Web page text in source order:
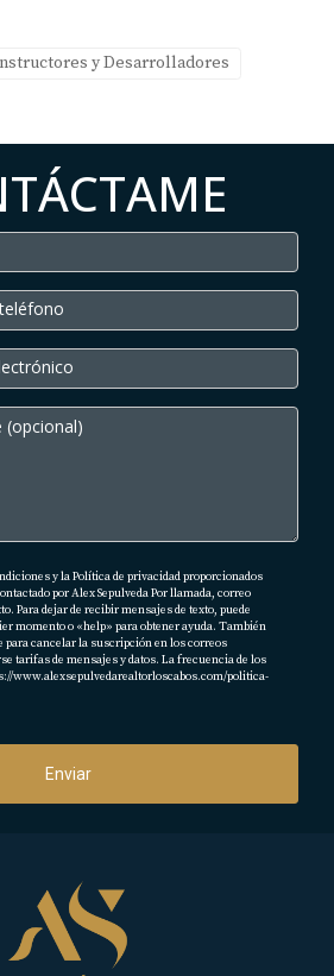
Village
a Costco
del corredor
y Desarrolladores
y la Política de privacidad proporcionados
por Alex Sepulveda Por llamada, correo
Para dejar de recibir mensajes de texto, puede
momento o «help» para obtener ayuda. También
para cancelar la suscripción en los correos
tarifas de mensajes y datos. La frecuencia de los
www.alexsepulvedarealtorloscabos.com/politica-
Enviar